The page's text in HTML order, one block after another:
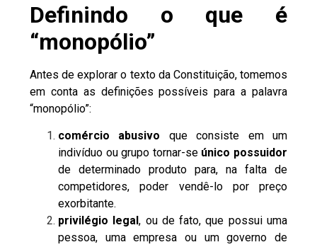
Definindo o que é
“monopólio”
Antes de explorar o texto da Constituição, tomemos
em conta as definições possíveis para a palavra
“monopólio”:
comércio abusivo que consiste em um
indivíduo ou grupo tornar-se único possuidor
de determinado produto para, na falta de
competidores, poder vendê-lo por preço
exorbitante.
privilégio legal, ou de fato, que possui uma
pessoa, uma empresa ou um governo de